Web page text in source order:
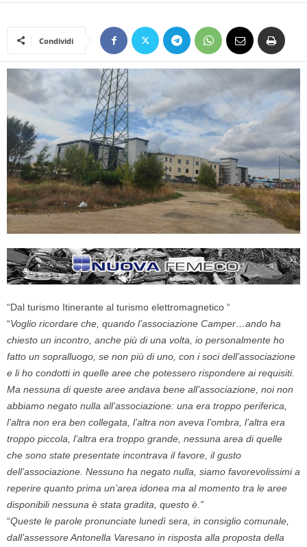
Condividi
“Dal turismo Itinerante al turismo elettromagnetico “
“Voglio ricordare che, quando l’associazione Camper…ando ha
chiesto un incontro, anche più di una volta, io personalmente ho
fatto un sopralluogo, se non più di uno, con i soci dell’associazione
e li ho condotti in quelle aree che potessero rispondere ai requisiti.
Ma nessuna di queste aree andava bene all’associazione, noi non
abbiamo negato nulla all’associazione: una era troppo periferica,
l’altra non era ben collegata, l’altra non aveva l’ombra, l’altra era
troppo piccola, l’altra era troppo grande, nessuna area di quelle
che sono state presentate incontrava il favore, il gusto
dell’associazione. Nessuno ha negato nulla, siamo favorevolissimi a
reperire quanto prima un’area idonea ma al momento tra le aree
disponibili nessuna è stata gradita, questo è.”
“Queste le parole pronunciate lunedì sera, in consiglio comunale,
dall’assessore Antonella Varesano in risposta alla proposta della